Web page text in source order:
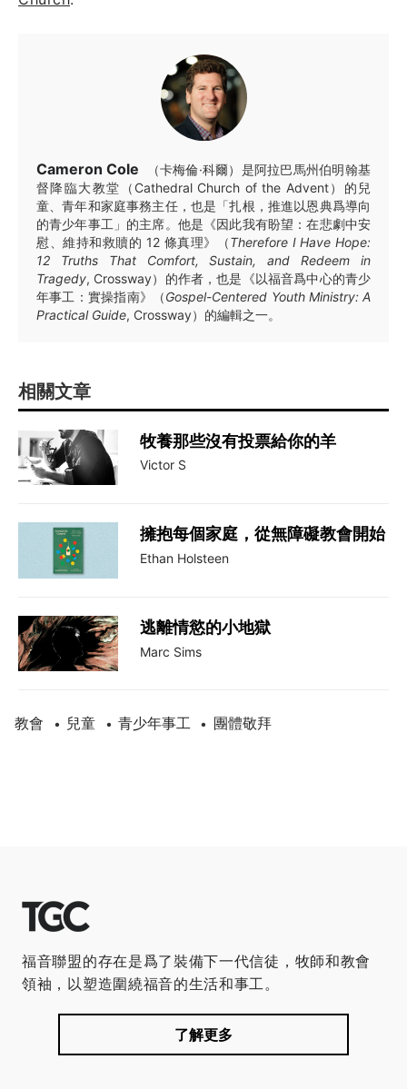
Cameron Cole
（卡梅倫·科爾）是阿拉巴馬州伯明翰基
督降臨大教堂（Cathedral Church of the Advent）的兒
童、青年和家庭事務主任，也是「扎根，推進以恩典爲導向
的青少年事工」的主席。他是《因此我有盼望：在悲劇中安
慰、維持和救贖的 12 條真理》（Therefore I Have Hope:
12 Truths That Comfort, Sustain, and Redeem in
Tragedy, Crossway）的作者，也是《以福音爲中心的青少
年事工：實操指南》（Gospel-Centered Youth Ministry: A
Practical Guide, Crossway）的編輯之一。
相關文章
牧養那些沒有投票給你的羊
Victor S
擁抱每個家庭，從無障礙教會開始
Ethan Holsteen
逃離情慾的小地獄
Marc Sims
教會 • 兒童 • 青少年事工 • 團體敬拜
福音聯盟的存在是爲了裝備下一代信徒，牧師和教會
領袖，以塑造圍繞福音的生活和事工。
了解更多